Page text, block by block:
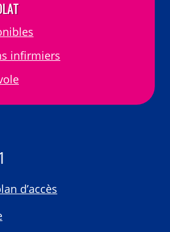
infirmiers
d’accès